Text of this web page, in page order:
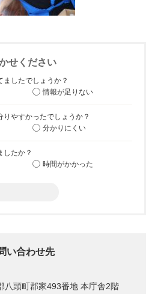
せください
ましたでしょうか？
情報が足りない
やすかったでしょうか？
分かりにくい
したか？
時間がかかった
い合わせ先
八頭町郡家493番地 本庁舎2階